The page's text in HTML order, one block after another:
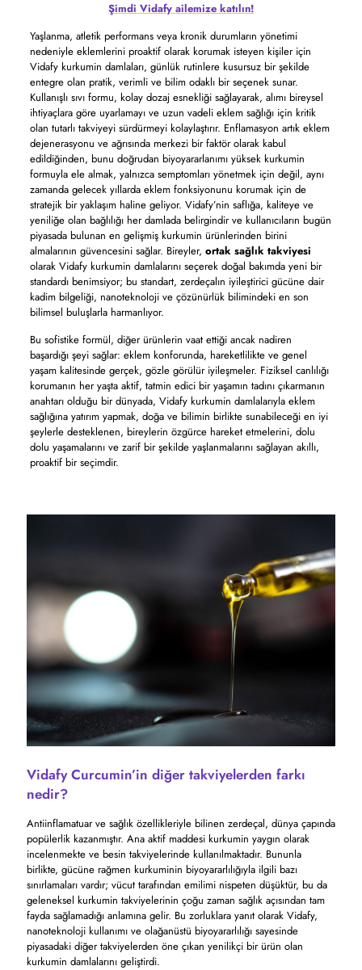
Şimdi Vidafy ailemize katılın!
Yaşlanma, atletik performans veya kronik durumların yönetimi
nedeniyle eklemlerini proaktif olarak korumak isteyen kişiler için
Vidafy kurkumin damlaları, günlük rutinlere kusursuz bir şekilde
entegre olan pratik, verimli ve bilim odaklı bir seçenek sunar.
Kullanışlı sıvı formu, kolay dozaj esnekliği sağlayarak, alımı bireysel
ihtiyaçlara göre uyarlamayı ve uzun vadeli eklem sağlığı için kritik
olan tutarlı takviyeyi sürdürmeyi kolaylaştırır. Enflamasyon artık eklem
dejenerasyonu ve ağrısında merkezi bir faktör olarak kabul
edildiğinden, bunu doğrudan biyoyararlanımı yüksek kurkumin
formuyla ele almak, yalnızca semptomları yönetmek için değil, aynı
zamanda gelecek yıllarda eklem fonksiyonunu korumak için de
stratejik bir yaklaşım haline geliyor. Vidafy’nin saflığa, kaliteye ve
yeniliğe olan bağlılığı her damlada belirgindir ve kullanıcıların bugün
piyasada bulunan en gelişmiş kurkumin ürünlerinden birini
almalarının güvencesini sağlar. Bireyler, ortak sağlık takviyesi
olarak Vidafy kurkumin damlalarını seçerek doğal bakımda yeni bir
standardı benimsiyor; bu standart, zerdeçalın iyileştirici gücüne dair
kadim bilgeliği, nanoteknoloji ve çözünürlük bilimindeki en son
bilimsel buluşlarla harmanlıyor.
Bu sofistike formül, diğer ürünlerin vaat ettiği ancak nadiren
başardığı şeyi sağlar: eklem konforunda, hareketlilikte ve genel
yaşam kalitesinde gerçek, gözle görülür iyileşmeler. Fiziksel canlılığı
korumanın her yaşta aktif, tatmin edici bir yaşamın tadını çıkarmanın
anahtarı olduğu bir dünyada, Vidafy kurkumin damlalarıyla eklem
sağlığına yatırım yapmak, doğa ve bilimin birlikte sunabileceği en iyi
şeylerle desteklenen, bireylerin özgürce hareket etmelerini, dolu
dolu yaşamalarını ve zarif bir şekilde yaşlanmalarını sağlayan akıllı,
proaktif bir seçimdir.
Vidafy Curcumin’in diğer takviyelerden farkı
nedir?
Antiinflamatuar ve sağlık özellikleriyle bilinen zerdeçal, dünya çapında
popülerlik kazanmıştır. Ana aktif maddesi kurkumin yaygın olarak
incelenmekte ve besin takviyelerinde kullanılmaktadır. Bununla
birlikte, gücüne rağmen kurkuminin biyoyararlılığıyla ilgili bazı
sınırlamaları vardır; vücut tarafından emilimi nispeten düşüktür, bu da
geleneksel kurkumin takviyelerinin çoğu zaman sağlık açısından tam
fayda sağlamadığı anlamına gelir. Bu zorluklara yanıt olarak Vidafy,
nanoteknoloji kullanımı ve olağanüstü biyoyararlılığı sayesinde
piyasadaki diğer takviyelerden öne çıkan yenilikçi bir ürün olan
kurkumin damlalarını geliştirdi.